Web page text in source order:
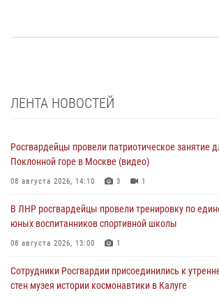
ЛЕНТА НОВОСТЕЙ
Росгвардейцы провели патриотическое занятие
Поклонной горе в Москве (видео)
08 августа 2026, 14:10 3 1
В ЛНР росгвардейцы провели тренировку по
юных воспитанников спортивной школы
08 августа 2026, 13:00 1
Сотрудники Росгвардии присоединились к
стен музея истории космонавтики в Калуге